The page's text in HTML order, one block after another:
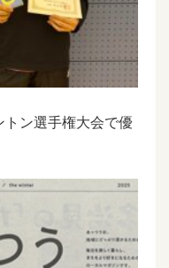
トン選手権大会で優